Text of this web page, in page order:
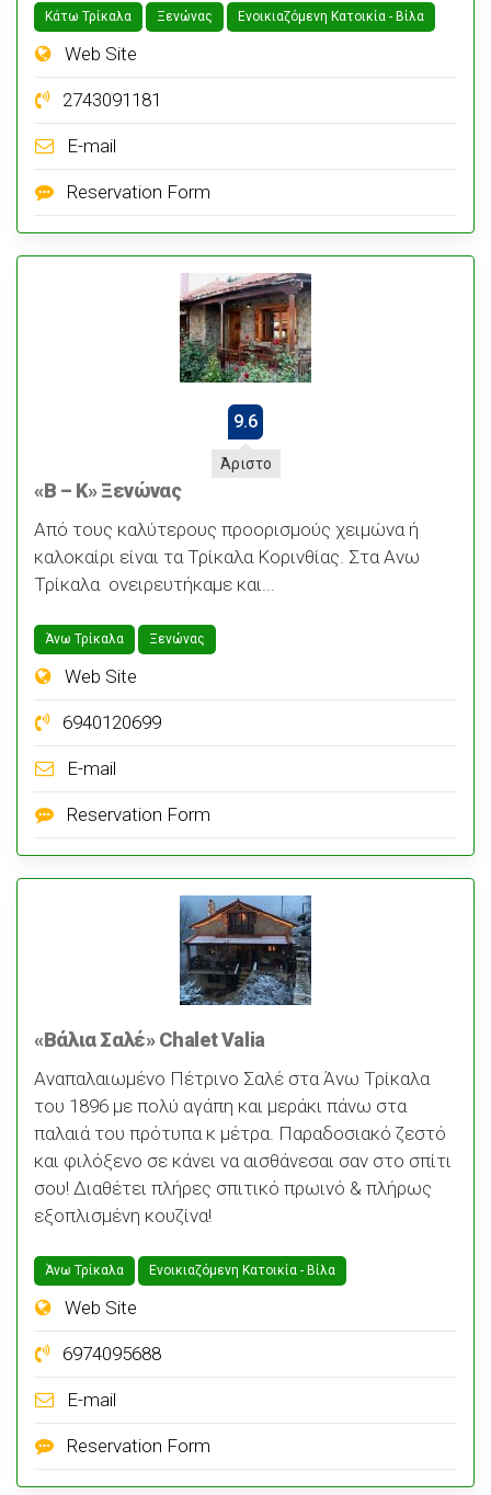
Κάτω Τρίκαλα Ξενώνας Ενοικιαζόμενη Κατοικία - Bίλα
Web Site
2743091181
E-mail
Reservation Form
9.6
Άριστο
«Β – Κ» Ξενώνας
Από τους καλύτερους προορισμούς χειμώνα ή
καλοκαίρι είναι τα Τρίκαλα Κορινθίας. Στα Ανω
Τρίκαλα ονειρευτήκαμε και...
Άνω Τρίκαλα Ξενώνας
Web Site
6940120699
E-mail
Reservation Form
«Βάλια Σαλέ» Chalet Valia
Αναπαλαιωμένο Πέτρινο Σαλέ στα Άνω Τρίκαλα
του 1896 με πολύ αγάπη και μεράκι πάνω στα
παλαιά του πρότυπα κ μέτρα. Παραδοσιακό ζεστό
και φιλόξενο σε κάνει να αισθάνεσαι σαν στο σπίτι
σου! Διαθέτει πλήρες σπιτικό πρωινό & πλήρως
εξοπλισμένη κουζίνα!
Άνω Τρίκαλα Ενοικιαζόμενη Κατοικία - Bίλα
Web Site
6974095688
E-mail
Reservation Form